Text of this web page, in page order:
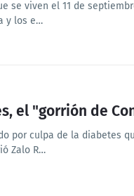
se viven el 11 de
y los e…
el "gorrión de
por culpa de la diabetes
Zalo R…